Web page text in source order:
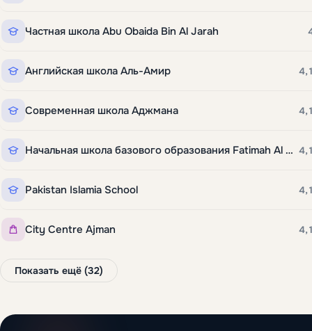
Частная школа Abu Obaida Bin Al Jarah
Английская школа Аль-Амир
Современная школа Аджмана
Начальная школа базового образования Fatimah Al Zahra
Pakistan Islamia School
City Centre Ajman
Показать ещё (32)